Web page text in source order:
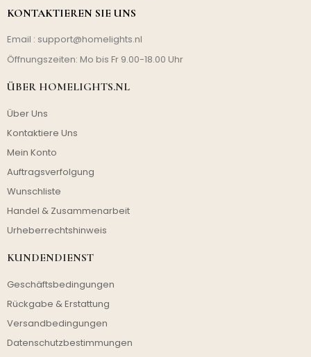
KONTAKTIEREN SIE UNS
Email : support@homelights.nl
Öffnungszeiten: Mo bis Fr 9.00-18.00 Uhr
ÜBER HOMELIGHTS.NL
Über Uns
Kontaktiere Uns
Mein Konto
Auftragsverfolgung
Wunschliste
Handel & Zusammenarbeit
Urheberrechtshinweis
KUNDENDIENST
Geschäftsbedingungen
Rückgabe & Erstattung
Versandbedingungen
Datenschutzbestimmungen